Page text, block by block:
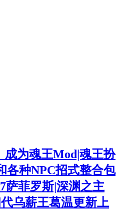
成为魂王Mod|魂王扮
各种NPC招式整合包
萨菲罗斯|深渊之主
乌薪王葛温更新上